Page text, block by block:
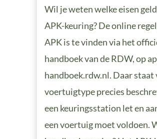
Wil je weten welke eisen
APK-keuring? De online
APK is te vinden via het
handboek van de RDW, op
handboek.rdw.nl. Daar staat
voertuigtype precies
een keuringsstation let en
een voertuig moet voldoen.